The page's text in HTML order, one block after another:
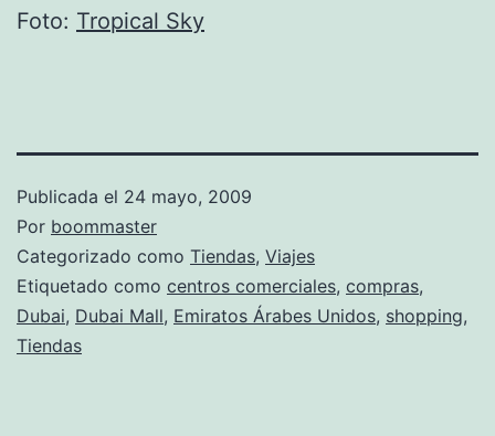
Foto: Tropical Sky
Publicada el 24 mayo, 2009
Por boommaster
Categorizado como Tiendas, Viajes
Etiquetado como centros comerciales, compras,
Dubai, Dubai Mall, Emiratos Árabes Unidos, shopping,
Tiendas